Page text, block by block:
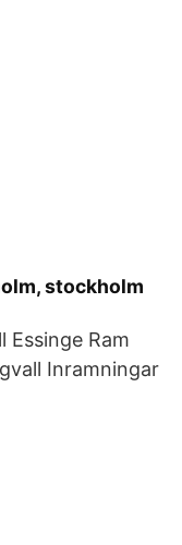
stockholm
Essinge Ram
Inramningar